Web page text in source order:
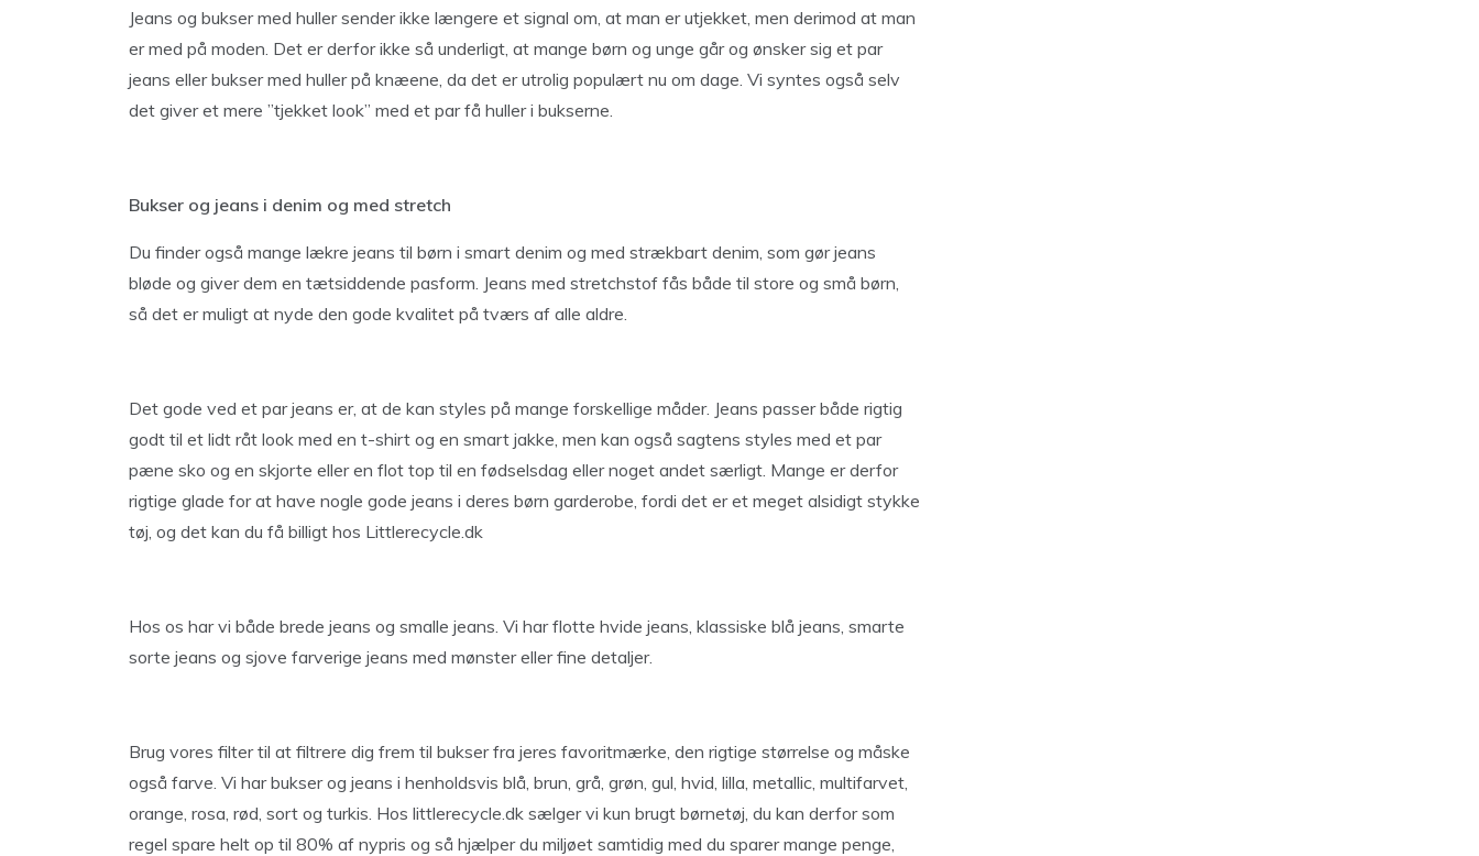
Jeans og bukser med huller sender ikke længere et signal om, at man er utjekket, men derimod at man
er med på moden. Det er derfor ikke så underligt, at mange børn og unge går og ønsker sig et par
jeans eller bukser med huller på knæene, da det er utrolig populært nu om dage. Vi syntes også selv
det giver et mere ”tjekket look” med et par få huller i bukserne.
Bukser og jeans i denim og med stretch
Du finder også mange lækre jeans til børn i smart denim og med strækbart denim, som gør jeans
bløde og giver dem en tætsiddende pasform. Jeans med stretchstof fås både til store og små børn,
så det er muligt at nyde den gode kvalitet på tværs af alle aldre.
Det gode ved et par jeans er, at de kan styles på mange forskellige måder. Jeans passer både rigtig
godt til et lidt råt look med en t-shirt og en smart jakke, men kan også sagtens styles med et par
pæne sko og en skjorte eller en flot top til en fødselsdag eller noget andet særligt. Mange er derfor
rigtige glade for at have nogle gode jeans i deres børn garderobe, fordi det er et meget alsidigt stykke
tøj, og det kan du få billigt hos Littlerecycle.dk
Hos os har vi både brede jeans og smalle jeans. Vi har flotte hvide jeans, klassiske blå jeans, smarte
sorte jeans og sjove farverige jeans med mønster eller fine detaljer.
Brug vores filter til at filtrere dig frem til bukser fra jeres favoritmærke, den rigtige størrelse og måske
også farve. Vi har bukser og jeans i henholdsvis blå, brun, grå, grøn, gul, hvid, lilla, metallic, multifarvet,
orange, rosa, rød, sort og turkis. Hos littlerecycle.dk sælger vi kun brugt børnetøj, du kan derfor som
regel spare helt op til 80% af nypris og så hjælper du miljøet samtidig med du sparer mange penge,